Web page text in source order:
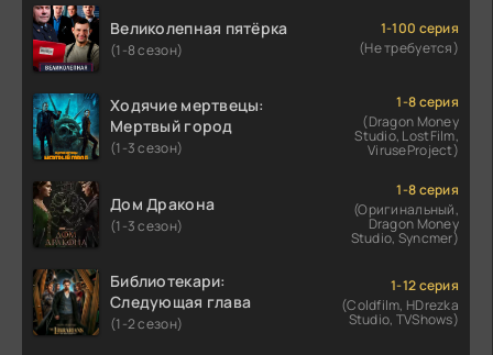
Великолепная пятёрка
(1-8 сезон)
1-100 серия
(Не требуется)
Ходячие мертвецы:
Мертвый город
(1-3 сезон)
1-8 серия
(Dragon Money
Studio, LostFilm,
ViruseProject)
Дом Дракона
(1-3 сезон)
1-8 серия
(Оригинальный,
Dragon Money
Studio, Syncmer)
Библиотекари:
Следующая глава
(1-2 сезон)
1-12 серия
(Coldfilm, HDrezka
Studio, TVShows)